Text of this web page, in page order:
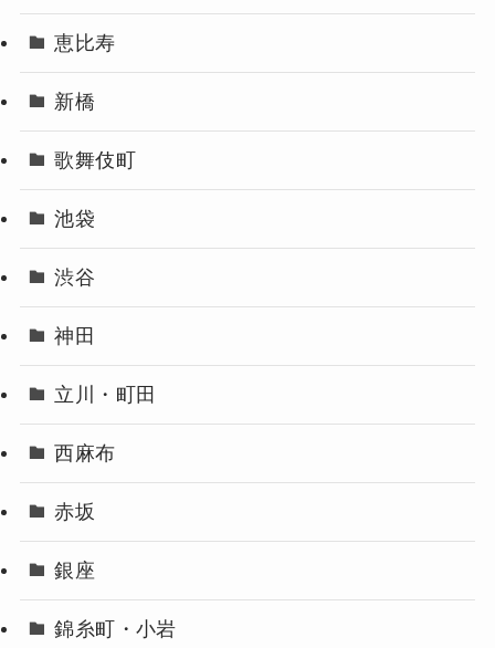
恵比寿
新橋
歌舞伎町
池袋
渋谷
神田
立川・町田
西麻布
赤坂
銀座
錦糸町・小岩